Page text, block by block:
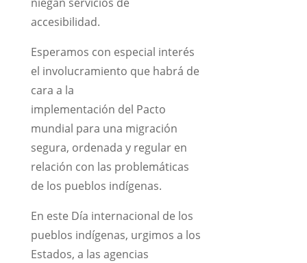
accesibilidad.
Esperamos con especial interés
el involucramiento que habrá de
cara a la
implementación del Pacto
mundial para una migración
segura, ordenada y regular en
relación con las problemáticas
de los pueblos indígenas.
En este Día internacional de los
pueblos indígenas, urgimos a los
Estados, a las agencias